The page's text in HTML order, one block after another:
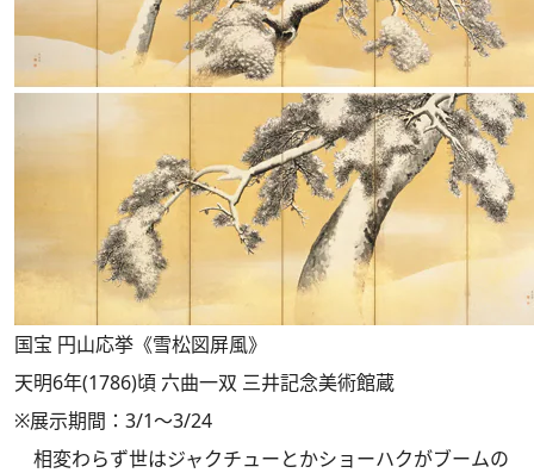
国宝 円山応挙《雪松図屏風》
天明6年(1786)頃 六曲一双 三井記念美術館蔵
※展示期間：3/1～3/24
相変わらず世はジャクチューとかショーハクがブームの